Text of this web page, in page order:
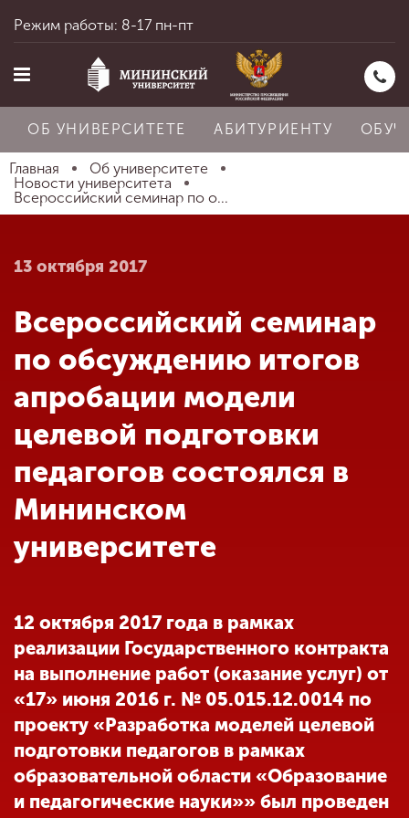
Главная
Абитуриенту
Обучение
Наука
Международная
деятельность
Другие виды
деятельности
Студенческая жизнь
Сведения об
образовательной
организации
Режим работы: 8-17 пн-пт
ОБ УНИВЕРСИТЕТЕ АБИТУРИЕНТУ
Главная
Об университете
Новости университета
Всероссийский семинар по о...
13 октября 2017
Всероссийский семинар
по обсуждению итогов
апробации модели
целевой подготовки
педагогов состоялся в
Мининском
университете
12 октября 2017 года в рамках
реализации Государственного контракта
на выполнение работ (оказание услуг) от
«17» июня 2016 г. № 05.015.12.0014 по
проекту «Разработка моделей целевой
подготовки педагогов в рамках
образовательной области «Образование
и педагогические науки»» был проведен